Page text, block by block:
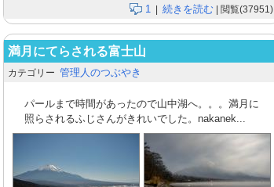
1 | 続きを読む | 閲覧(37951)
満月にてらされる富士山
カテゴリー 管理人のつぶやき
パールまで時間があったので山中湖へ。。。満月に
照らされるふじさんがきれいでした。nakanek...